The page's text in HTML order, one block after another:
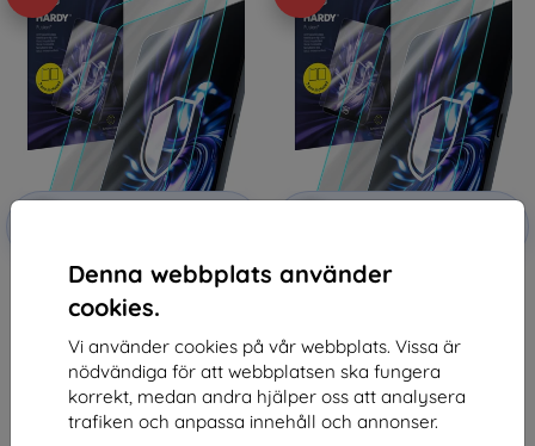
Denna webbplats använder
cookies.
Vi använder cookies på vår webbplats. Vissa är
nödvändiga för att webbplatsen ska fungera
korrekt, medan andra hjälper oss att analysera
trafiken och anpassa innehåll och annonser.
Rabatt
3mk Hardy Fusion Hybrid glass
for Honor Pad X9
314 kr
283 kr
I lager > 5 st
Rabatt
3mk Hardy Fusion Hybrid glass
283 kr
I lager > 5 st